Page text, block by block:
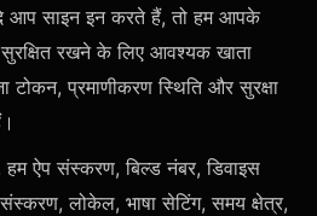
आप साइन इन करते हैं, तो हम आपके
रखने के लिए आवश्यक खाता
टोकन, प्रमाणीकरण स्थिति और सुरक्षा
हम ऐप संस्करण, बिल्ड नंबर, डिवाइस
लोकेल, भाषा सेटिंग, समय क्षेत्र,